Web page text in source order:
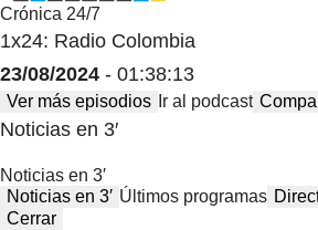
Crónica 24/7
1x24: Radio Colombia
23/08/2024 - 01:38:13
Ver más episodios Ir al podcast
Noticias en 3′
Noticias en 3′
Noticias en 3′ Últimos programas
Cerrar